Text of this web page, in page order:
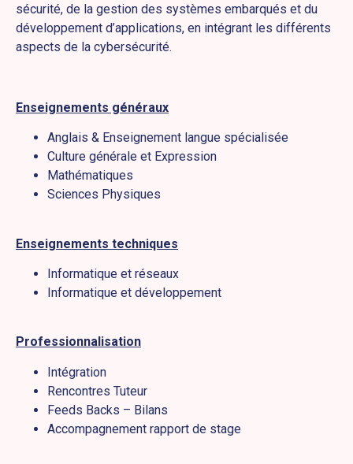
sécurité, de la gestion des systèmes embarqués et du
développement d’applications, en intégrant les différents
aspects de la cybersécurité.
Enseignements généraux
Anglais & Enseignement langue spécialisée
Culture générale et Expression
Mathématiques
Sciences Physiques
Enseignements techniques
Informatique et réseaux
Informatique et développement
Professionnalisation
Intégration
Rencontres Tuteur
Feeds Backs – Bilans
Accompagnement rapport de stage